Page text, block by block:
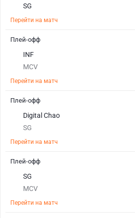
SG
Перейти на матч
INF
MCV
Перейти на матч
Плей-офф
Digital Chao
SG
Перейти на матч
Плей-офф
SG
MCV
Перейти на матч
Плей-офф